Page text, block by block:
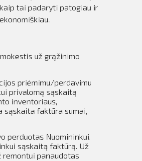
kaip tai padaryti patogiau ir
ekonomiškiau.
už grąžinimo
priėmimu/perdavimu
privalomą sąskaitą
inventoriaus,
faktūra sumai,
perduotas Nuomininkui.
sąskaitą faktūrą. Už
remontui panaudotas